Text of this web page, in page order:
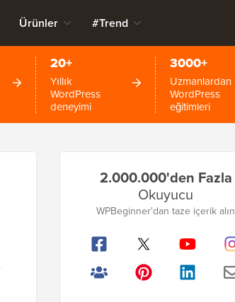
Ürünler #Trend
20+
Yıllık
WordPress
deneyimi
3000+
Uzmanlardan
WordPress
eğitimleri
Kenar
Çubuğu
2.000.000'den Fazla
Okuyucu
WPBeginner'dan taze içerik alın